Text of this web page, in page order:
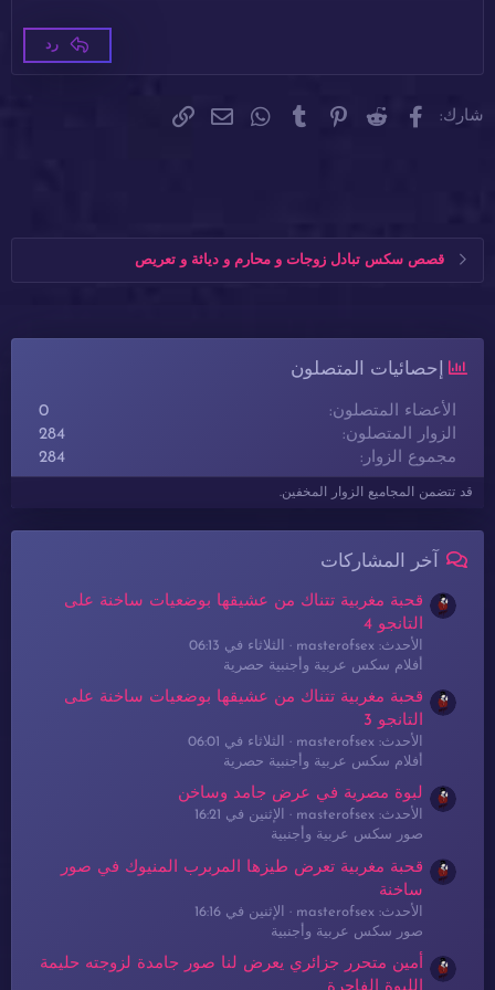
شارك: فيسبوكReddit
Pinterest
Tumblr
WhatsAppالبريد الإلكتروني
قصص سكس تبادل زوجات و محارم و دياثة و تعريص
إحصائيات المتصلون
الأعضاء المتصلون
0
الزوار المتصلون
284
مجموع الزوار
284
قد تتضمن المجاميع الزوار المخفين.
آخر المشاركات
قحبة مغربية تتناك من عشيقها بوضعيات ساخنة على
التانجو 4
الأحدث: masterofsex
الثلاثاء في 06:13
أفلام سكس عربية وأجنبية حصرية
قحبة مغربية تتناك من عشيقها بوضعيات ساخنة على
التانجو 3
الأحدث: masterofsex
الثلاثاء في 06:01
أفلام سكس عربية وأجنبية حصرية
لبوة مصرية في عرض جامد وساخن
الأحدث: masterofsex
الإثنين في 16:21
صور سكس عربية وأجنبية
قحبة مغربية تعرض طيزها المربرب المنيوك في صور
ساخنة
الأحدث: masterofsex
الإثنين في 16:16
صور سكس عربية وأجنبية
أمين متحرر جزائري يعرض لنا صور جامدة لزوجته حليمة